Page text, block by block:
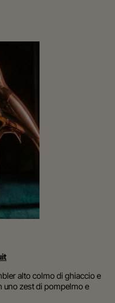
alto colmo di ghiaccio e
uno zest di pompelmo e